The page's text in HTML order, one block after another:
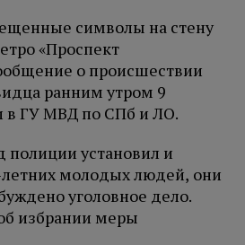
символы на стену
«Проспект
о происшествии
ранним утром 9
в ГУ МВД по СПб и ЛО.
установил и
молодых людей, они
уголовное дело.
избрании меры